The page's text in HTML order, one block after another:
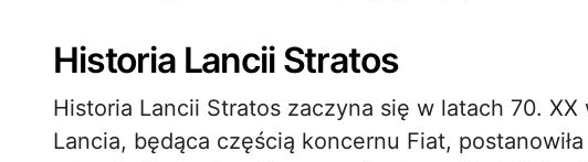
Historia Lancii Stratos
Historia Lancii Stratos zaczyna się w latach 70. XX
Lancia, będąca częścią koncernu Fiat,